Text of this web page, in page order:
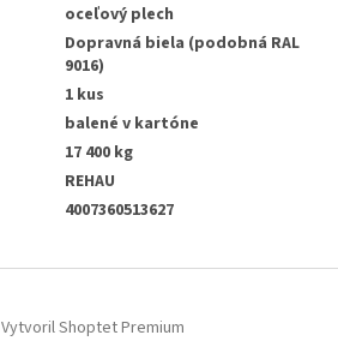
oceľový plech
Dopravná biela (podobná RAL
9016)
1 kus
balené v kartóne
17 400 kg
REHAU
4007360513627
Vytvoril Shoptet Premium